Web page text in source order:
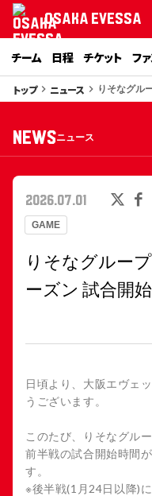
OSAKA EVESSA
チーム 日程 チケット フ
トップkeyboard_arrow_right ニュース keyboard_arrow_right りそなグル
NEWSニュース
GAME
2026.07.01
りそなグルー
ーズン 試合開
日頃より、大阪エヴェ
うございます。
このたび、りそなグル
前半戦の試合開始時間
す。
※後半戦(1月24日以降)